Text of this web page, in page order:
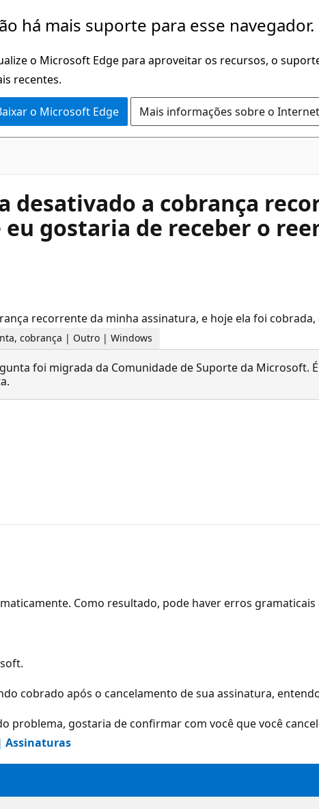
há mais suporte para esse navegador.
o Microsoft Edge para aproveitar os recursos, o
recentes.
o Microsoft Edge Mais informações sobre o
desativado a cobrança
gostaria de receber o
recorrente da minha assinatura, e hoje ela foi
cobrança | Outro | Windows
foi migrada da Comunidade de Suporte da Microsoft.
Como resultado, pode haver erros gramaticais
cobrado após o cancelamento de sua assinatura,
problema, gostaria de confirmar com você que você
Assinaturas